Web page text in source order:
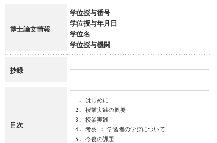
博士論文情報
学位授与番号
学位授与年月日
学位名
学位授与機関
抄録
目次
1. はじめに
2. 授業実践の概要
3. 授業実践
4. 考察 : 学習者の学びについて
5. 今後の課題